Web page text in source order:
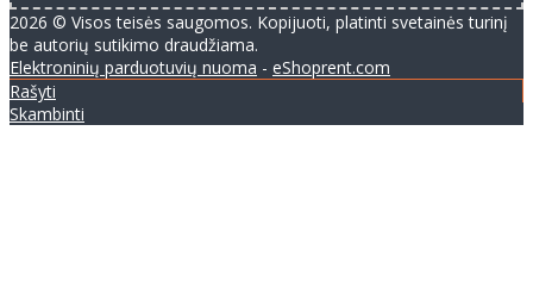
2026 © Visos teisės saugomos. Kopijuoti, platinti svetainės turinį
be autorių sutikimo draudžiama.
Elektroninių parduotuvių nuoma - eShoprent.com
Rašyti
Skambinti